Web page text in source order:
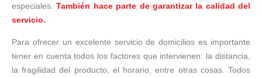
especiales.También hace parte de garantizar la calidad del
servicio.
Para ofrecer un excelente servicio de domicilios es importante
tener en cuenta todos los factores que intervienen: la distancia,
la fragilidad del producto, el horario, entre otras cosas. Todos